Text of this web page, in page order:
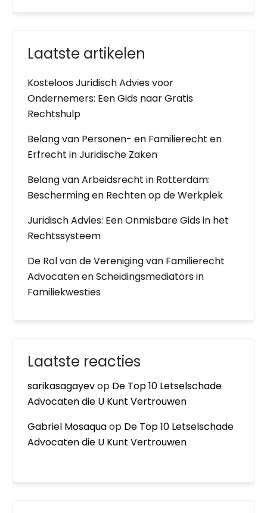
Laatste artikelen
Kosteloos Juridisch Advies voor
Ondernemers: Een Gids naar Gratis
Rechtshulp
Belang van Personen- en Familierecht en
Erfrecht in Juridische Zaken
Belang van Arbeidsrecht in Rotterdam:
Bescherming en Rechten op de Werkplek
Juridisch Advies: Een Onmisbare Gids in het
Rechtssysteem
De Rol van de Vereniging van Familierecht
Advocaten en Scheidingsmediators in
Familiekwesties
Laatste reacties
sarikasagayevop De Top 10 Letselschade
Advocaten die U Kunt Vertrouwen
Gabriel Mosaquaop De Top 10 Letselschade
Advocaten die U Kunt Vertrouwen